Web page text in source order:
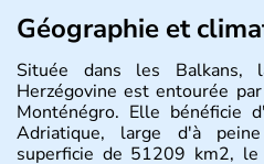
Géographie et
Située dans les Balkans,
Herzégovine est entourée
Monténégro. Elle bénéficie
Adriatique, large d'à
superficie de 51209 km2,